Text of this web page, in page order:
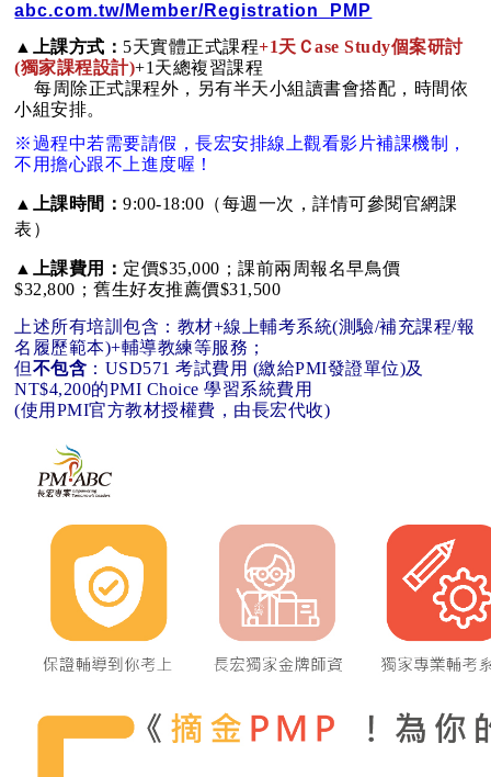
abc.com.tw/Member/Registration_PMP
▲
上課方式： 5天實體正式課程+1天Ｃase Study個案研討
(獨家課程設計)+1天總複習課程
每周除正式課程外，另有半天小組讀書會搭配，時間依
小組安排。
※過程中若需要請假，長宏安排線上觀看影片補課機制，
不用擔心跟不上進度喔！
▲ 上課時間：9:00-18:00（每週一次，詳情可參閱官網課
表）
▲ 上課費用： 定價$35,000；課前兩周報名早鳥價
$32,800；舊生好友推薦價$31,500
上述所有培訓包含：教材+線上輔考系統(測驗/補充課程/報
名履歷範本)+輔導教練等服務；
但不包含 ：USD571 考試費用 (繳給PMI發證單位)及
NT$4,200的PMI Choice 學習系統費用
(使用PMI官方教材授權費，由長宏代收)